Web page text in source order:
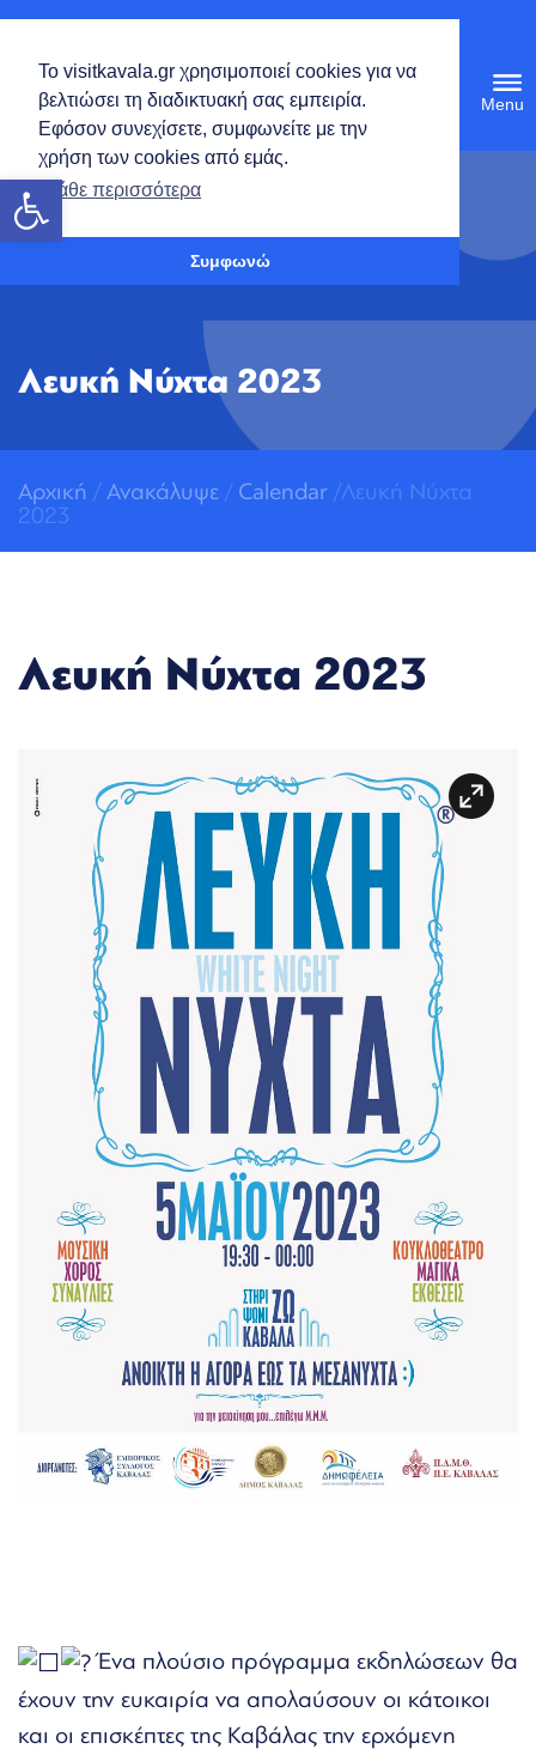
Το visitkavala.gr χρησιμοποιεί cookies για να
βελτιώσει τη διαδικτυακή σας εμπειρία.
Εφόσον συνεχίσετε, συμφωνείτε με την
χρήση των cookies από εμάς.
Μάθε περισσότερα
Συμφωνώ
Ανοίξτε τη γραμμή εργαλείων
Λευκή Νύχτα 2023
Αρχική / Ανακάλυψε / Calendar /Λευκή Νύχτα
2023
Λευκή Νύχτα 2023
Ένα πλούσιο πρόγραμμα εκδηλώσεων θα
έχουν την ευκαιρία να απολαύσουν οι κάτοικοι
και οι επισκέπτες της Καβάλας την ερχόμενη